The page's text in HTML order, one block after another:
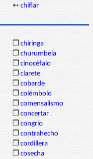
➳ chiflar
❒ chiringa
❒ churumbela
❒ cinocéfalo
❒ clarete
❒ cobarde
❒ colémbolo
❒ comensalismo
❒ concertar
❒ congrio
❒ contrahecho
❒ cordillera
❒ cosecha